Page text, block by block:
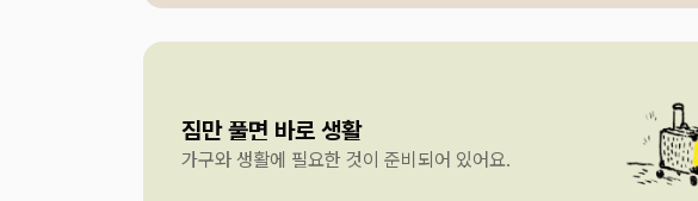
짐만 풀면 바로 생활
가구와 생활에 필요한 것이 준비되어 있어요.